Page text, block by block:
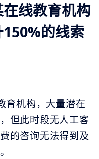
线教育机构
的线索
育机构，大量潜在
但此时段无人工客
的咨询无法得到及